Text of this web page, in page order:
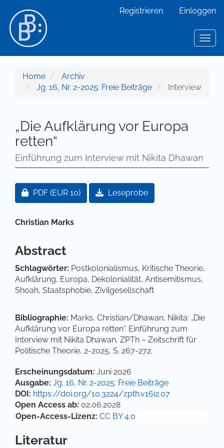
Hauptinhalt
Sidebar
Registrieren Einloggen
Home
Archiv
Jg. 16, Nr. 2-2025: Freie Beiträge
Interview
„Die Aufklärung vor Europa
retten“
Einführung zum Interview mit Nikita Dhawan
Artikel-Sidebar
Zugang für Abonnent/innen oder durch Zahlung
PDF (EUR 10) Leseprobe
Hauptsächlicher Artikelinhalt
Christian Marks
Abstract
Schlagwörter: Postkolonialismus, Kritische Theorie,
Aufklärung, Europa, Dekolonialität, Antisemitismus,
Shoah, Staatsphobie, Zivilgesellschaft
Bibliographie: Marks, Christian/Dhawan, Nikita: „Die
Aufklärung vor Europa retten“. Einführung zum
Interview mit Nikita Dhawan, ZPTh – Zeitschrift für
Politische Theorie, 2-2025, S. 267-272.
Artikel-Details
Erscheinungsdatum: Juni 2026
Ausgabe: Jg. 16, Nr. 2-2025: Freie Beiträge
DOI: https://doi.org/10.3224/zpth.v16i2.07
Open Access ab: 02.06.2028
Open-Access-Lizenz: CC BY 4.0
Literatur